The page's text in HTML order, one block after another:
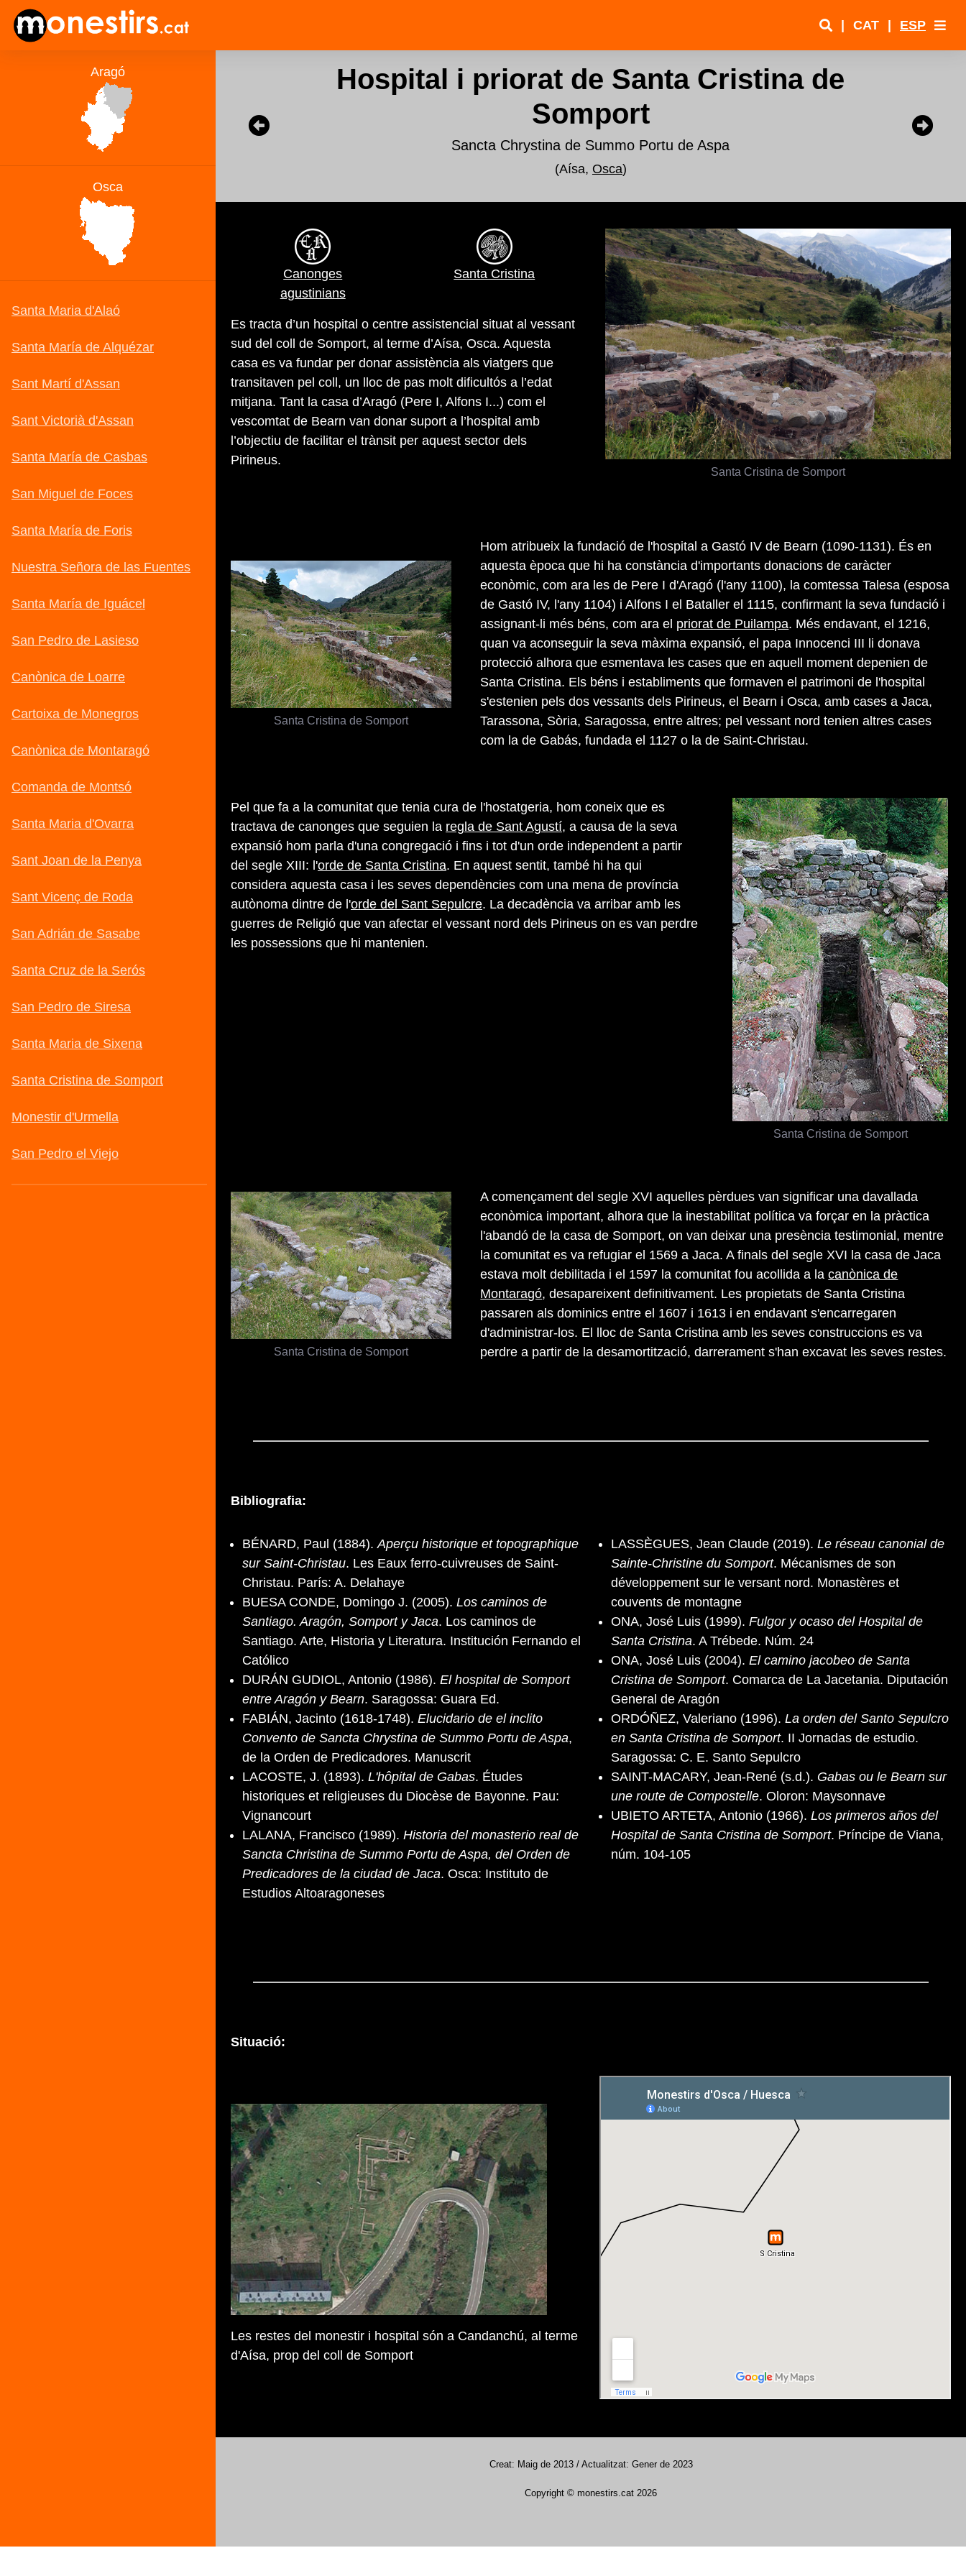
| CAT | ESP
Hospital i priorat de Santa Cristina de
Somport
Sancta Chrystina de Summo Portu de Aspa
(Aísa, Osca)
Santa Cristina de Somport
Canonges
agustinians
Santa Cristina
Es tracta d’un hospital o centre assistencial situat al vessant
sud del coll de Somport, al terme d’Aísa, Osca. Aquesta
casa es va fundar per donar assistència als viatgers que
transitaven pel coll, un lloc de pas molt dificultós a l’edat
mitjana. Tant la casa d’Aragó (Pere I, Alfons I...) com el
vescomtat de Bearn van donar suport a l’hospital amb
l’objectiu de facilitar el trànsit per aquest sector dels
Pirineus.
Santa Cristina de Somport
Hom atribueix la fundació de l'hospital a Gastó IV de Bearn (1090-1131). És en
aquesta època que hi ha constància d'importants donacions de caràcter
econòmic, com ara les de Pere I d'Aragó (l'any 1100), la comtessa Talesa (esposa
de Gastó IV, l'any 1104) i Alfons I el Bataller el 1115, confirmant la seva fundació i
assignant-li més béns, com ara el priorat de Puilampa. Més endavant, el 1216,
quan va aconseguir la seva màxima expansió, el papa Innocenci III li donava
protecció alhora que esmentava les cases que en aquell moment depenien de
Santa Cristina. Els béns i establiments que formaven el patrimoni de l'hospital
s'estenien pels dos vessants dels Pirineus, el Bearn i Osca, amb cases a Jaca,
Tarassona, Sòria, Saragossa, entre altres; pel vessant nord tenien altres cases
com la de Gabás, fundada el 1127 o la de Saint-Christau.
Pel que fa a la comunitat que tenia cura de l'hostatgeria, hom coneix que es
tractava de canonges que seguien la regla de Sant Agustí, a causa de la seva
expansió hom parla d'una congregació i fins i tot d'un orde independent a partir
del segle XIII: l'orde de Santa Cristina. En aquest sentit, també hi ha qui
considera aquesta casa i les seves dependències com una mena de província
autònoma dintre de l'orde del Sant Sepulcre. La decadència va arribar amb les
guerres de Religió que van afectar el vessant nord dels Pirineus on es van perdre
les possessions que hi mantenien.
Santa Cristina de Somport
Santa Cristina de Somport
A començament del segle XVI aquelles pèrdues van significar una davallada
econòmica important, alhora que la inestabilitat política va forçar en la pràctica
l'abandó de la casa de Somport, on van deixar una presència testimonial, mentre
la comunitat es va refugiar el 1569 a Jaca. A finals del segle XVI la casa de Jaca
estava molt debilitada i el 1597 la comunitat fou acollida a lacanònica de
Montaragó, desapareixent definitivament. Les propietats de Santa Cristina
passaren als dominics entre el 1607 i 1613 i en endavant s'encarregaren
d'administrar-los. El lloc de Santa Cristina amb les seves construccions es va
perdre a partir de la desamortització, darrerament s'han excavat les seves restes.
Bibliografia:
BÉNARD, Paul (1884).Aperçu historique et topographique
sur Saint-Christau. Les Eaux ferro-cuivreuses de Saint-
Christau. París: A. Delahaye
BUESA CONDE, Domingo J. (2005). Los caminos de
Santiago. Aragón, Somport y Jaca. Los caminos de
Santiago. Arte, Historia y Literatura. Institución Fernando el
Católico
DURÁN GUDIOL, Antonio (1986). El hospital de Somport
entre Aragón y Bearn. Saragossa: Guara Ed.
FABIÁN, Jacinto (1618-1748). Elucidario de el inclito
Convento de Sancta Chrystina de Summo Portu de Aspa,
de la Orden de Predicadores. Manuscrit
LACOSTE, J. (1893). L'hôpital de Gabas. Études
historiques et religieuses du Diocèse de Bayonne. Pau:
Vignancourt
LALANA, Francisco (1989). Historia del monasterio real de
Sancta Christina de Summo Portu de Aspa, del Orden de
Predicadores de la ciudad de Jaca. Osca: Instituto de
Estudios Altoaragoneses
LASSÈGUES, Jean Claude (2019). Le réseau canonial de
Sainte-Christine du Somport. Mécanismes de son
développement sur le versant nord. Monastères et
couvents de montagne
ONA, José Luis (1999). Fulgor y ocaso del Hospital de
Santa Cristina. A Trébede. Núm. 24
ONA, José Luis (2004). El camino jacobeo de Santa
Cristina de Somport. Comarca de La Jacetania. Diputación
General de Aragón
ORDÓÑEZ, Valeriano (1996). La orden del Santo Sepulcro
en Santa Cristina de Somport. II Jornadas de estudio.
Saragossa: C. E. Santo Sepulcro
SAINT-MACARY, Jean-René (s.d.). Gabas ou le Bearn sur
une route de Compostelle. Oloron: Maysonnave
UBIETO ARTETA, Antonio (1966). Los primeros años del
Hospital de Santa Cristina de Somport. Príncipe de Viana,
núm. 104-105
Situació:
Les restes del monestir i hospital són a Candanchú, al terme
d'Aísa, prop del coll de Somport
Creat: Maig de 2013 / Actualitzat: Gener de 2023